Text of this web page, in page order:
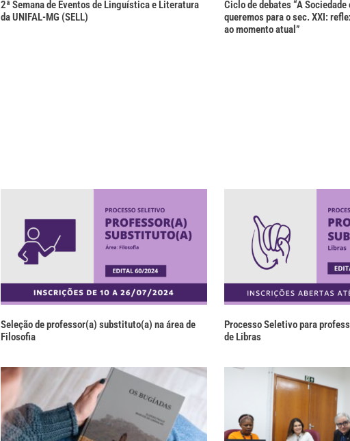
2ª Semana de Eventos de Linguística e Literatura
da UNIFAL-MG (SELL)
Ciclo de debates “A Sociedade
queremos para o sec. XXI:
ao momento atual”
Seleção de professor(a) substituto(a) na área de
Filosofia
Processo Seletivo para
de Libras